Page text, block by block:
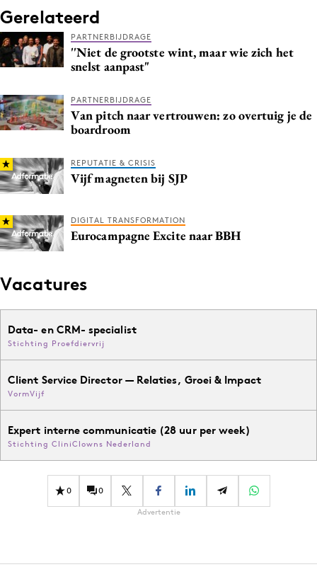
Martech
Media
Merkstrategie
Programmatic
Purpose Marketing
Gerelateerd
PARTNERBIJDRAGE
''Niet de grootste wint, maar wie zich het
snelst aanpast"
PARTNERBIJDRAGE
Van pitch naar vertrouwen: zo overtuig je de
boardroom
REPUTATIE & CRISIS
Vijf magneten bij SJP
DIGITAL TRANSFORMATION
Eurocampagne Excite naar BBH
Vacatures
Data- en CRM- specialist
Stichting Proefdiervrij
Client Service Director — Relaties, Groei & Impact
VormVijf
Expert interne communicatie (28 uur per week)
Stichting CliniClowns Nederland
0 0
Advertentie